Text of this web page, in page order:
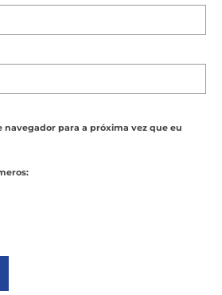
navegador para a próxima vez que eu